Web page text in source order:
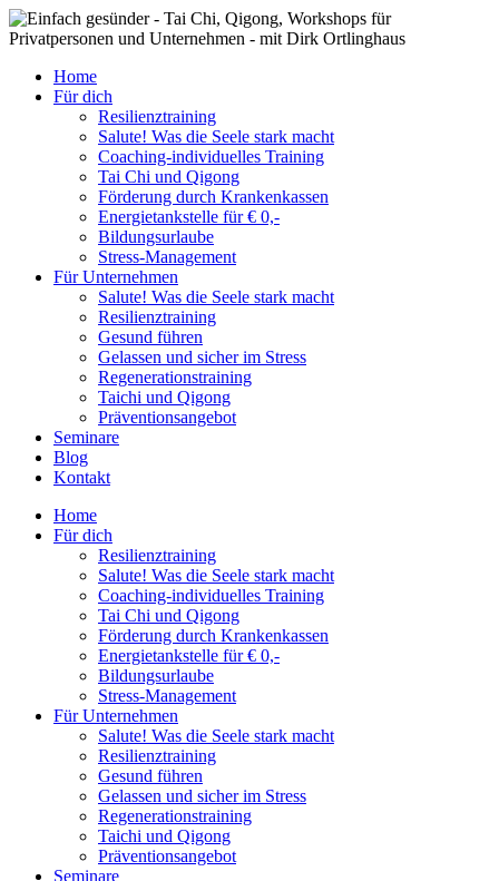
Zum
Inhalt
Home
Für dich
Resilienztraining
Salute! Was die Seele stark macht
Coaching-individuelles Training
Tai Chi und Qigong
Förderung durch Krankenkassen
Energietankstelle für € 0,-
Bildungsurlaube
Stress-Management
Für Unternehmen
Salute! Was die Seele stark macht
Resilienztraining
Gesund führen
Gelassen und sicher im Stress
Regenerationstraining
Taichi und Qigong
Präventionsangebot
Seminare
Blog
Kontakt
Home
Für dich
Resilienztraining
Salute! Was die Seele stark macht
Coaching-individuelles Training
Tai Chi und Qigong
Förderung durch Krankenkassen
Energietankstelle für € 0,-
Bildungsurlaube
Stress-Management
Für Unternehmen
Salute! Was die Seele stark macht
Resilienztraining
Gesund führen
Gelassen und sicher im Stress
Regenerationstraining
Taichi und Qigong
Präventionsangebot
Seminare